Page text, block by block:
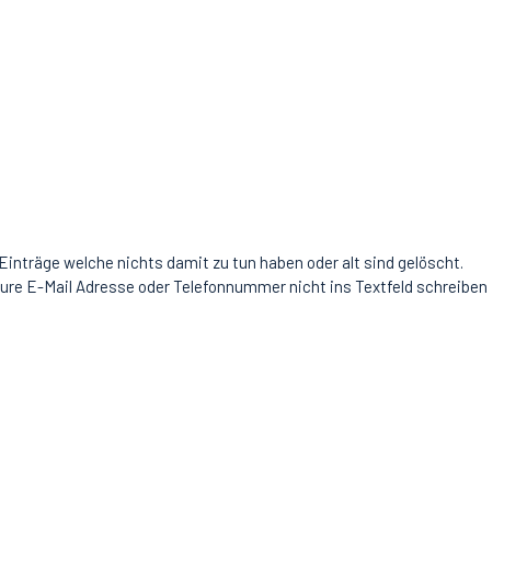
welche nichts damit zu tun haben oder alt sind gelöscht.
E-Mail Adresse oder Telefonnummer nicht ins Textfeld schreiben